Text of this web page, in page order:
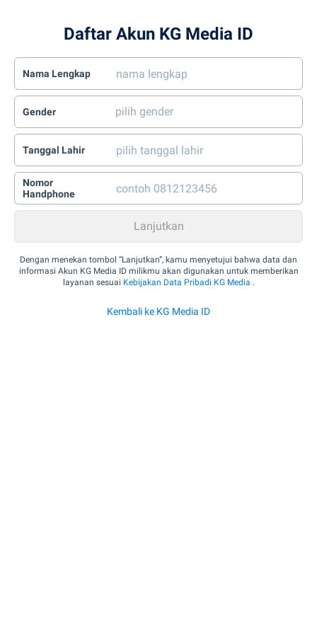
Daftar Akun KG Media ID
Nama Lengkap
Gender
Tanggal Lahir
Nomor
Handphone
Dengan menekan tombol “Lanjutkan”, kamu menyetujui bahwa data dan
informasi Akun KG Media ID milikmu akan digunakan untuk memberikan
layanan sesuai Kebijakan Data Pribadi KG Media .
Kembali ke KG Media ID